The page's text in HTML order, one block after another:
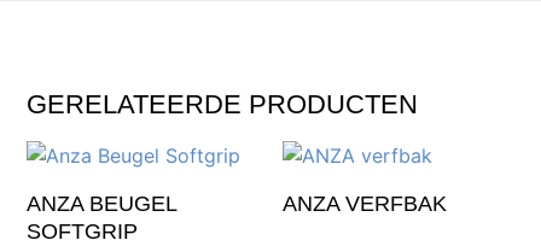
GERELATEERDE PRODUCTEN
ANZA BEUGEL
SOFTGRIP
ANZA VERFBAK